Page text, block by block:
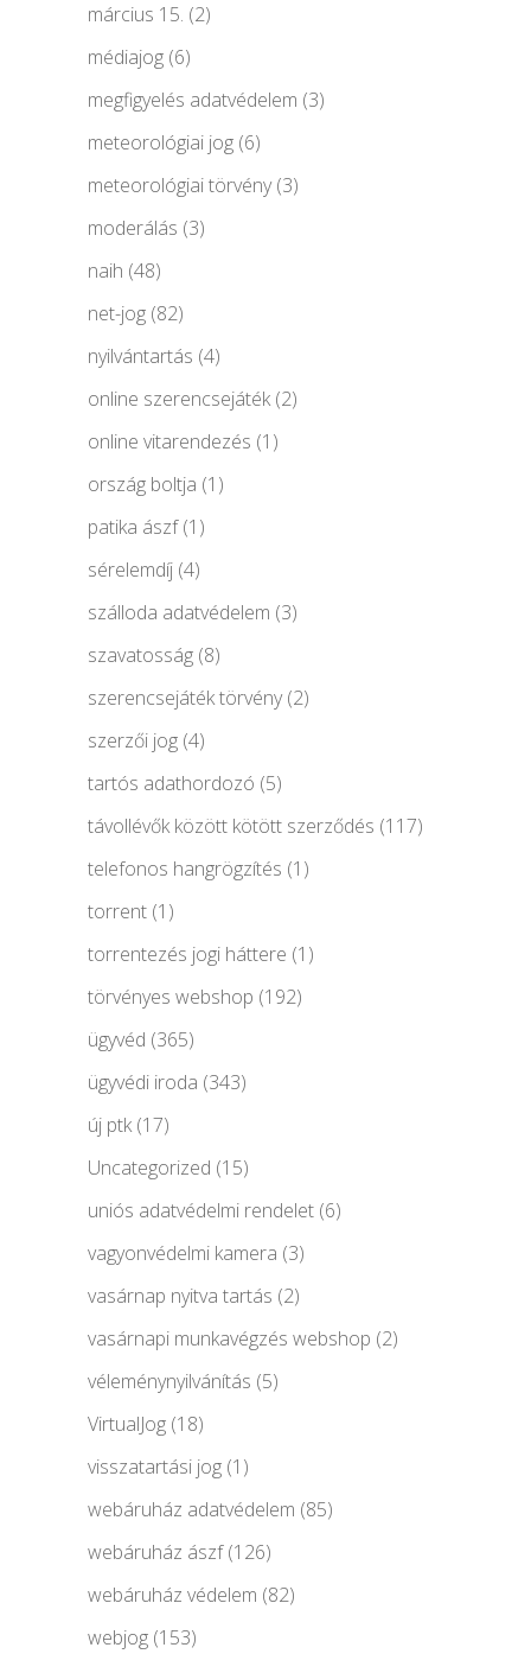
március 15. (2)
médiajog (6)
megfigyelés adatvédelem (3)
meteorológiai jog (6)
meteorológiai törvény(3)
moderálás (3)
naih (48)
net-jog (82)
nyilvántartás (4)
online szerencsejáték(2)
online vitarendezés (1)
ország boltja (1)
patika ászf(1)
sérelemdíj (4)
szálloda adatvédelem (3)
szavatosság (8)
szerencsejáték törvény(2)
szerzői jog (4)
tartós adathordozó (5)
távollévők között kötött szerződés (117)
telefonos hangrögzítés (1)
torrent (1)
torrentezés jogi háttere (1)
törvényes webshop (192)
ügyvéd (365)
ügyvédi iroda (343)
új ptk(17)
Uncategorized (15)
uniós adatvédelmi rendelet (6)
vagyonvédelmi kamera (3)
vasárnap nyitva tartás (2)
vasárnapi munkavégzés webshop (2)
véleménynyilvánítás (5)
VirtualJog (18)
visszatartási jog (1)
webáruház adatvédelem (85)
webáruház ászf(126)
webáruház védelem (82)
webjog (153)